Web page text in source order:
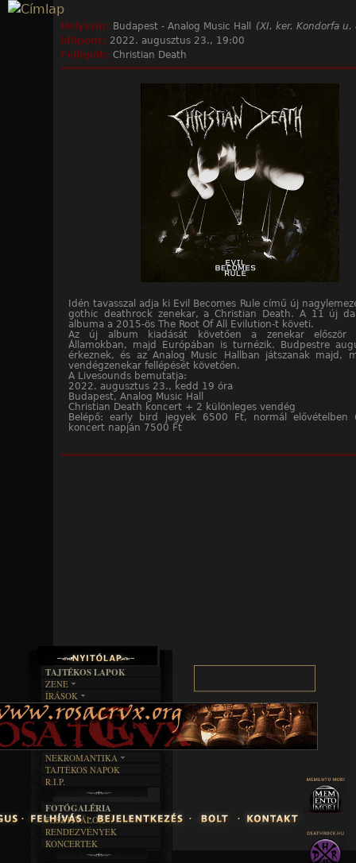
Helyszín: Budapest - Analog Music Hall
(XI. ker. Kondorfa u.
Időpont: 2022. augusztus 23., 19:00
Fellépők: Christian Death
Idén tavasszal adja ki Evil Becomes Rule című új
gothic deathrock zenekar, a Christian Death. A 11 új
albuma a 2015-ös The Root Of All Evilution-t követi.
Az új album kiadását követően a zenekar először
Államokban, majd Európában is turnézik. Budpestre
érkeznek, és az Analog Music Hallban játszanak majd,
vendégzenekar fellépését követően.
A Livesounds bemutatja:
2022. augusztus 23., kedd 19 óra
Budapest, Analog Music Hall
Christian Death koncert + 2 különleges vendég
Belépő: early bird jegyek 6500 Ft, normál
koncert napján 7500 Ft
TAJTÉKOS LAPOK
ZENE
EGYÜTTESEK
INTERJÚK
FORDÍTÁSOK
DALSZÖVEGEK
ÍRÁSOK
IRODALOM
FILM
MŰVÉSZET
ÍRÁSTÖRTÉNET
BOSZORKÁNYKONYHA
FEKETE HUMOR
KÉPES
SZÖVEGES
RENDEZVÉNYEK
NEKROMANTIKA
AKTUÁLIS
A MÚLT
TAJTÉKOS NAPOK
R.I.P.
FOTÓGALÉRIA
FESZTIVÁLOK
RENDEZVÉNYEK
KONCERTEK